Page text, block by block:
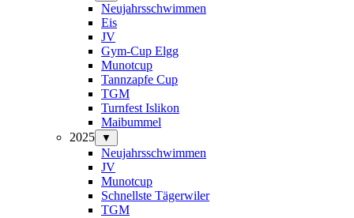
Neujahrsschwimmen
Eis
JV
Gym-Cup Elgg
Munotcup
Tannzapfe Cup
TGM
Turnfest Islikon
Maibummel
2025
▼
Neujahrsschwimmen
JV
Munotcup
Schnellste Tägerwiler
TGM